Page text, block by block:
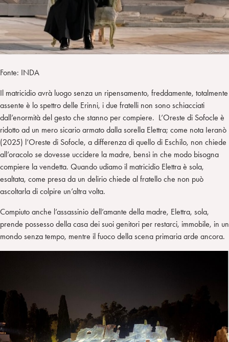
Fonte: INDA
Il matricidio avrà luogo senza un ripensamento, freddamente, totalmente
assente è lo spettro delle Erinni, i due fratelli non sono schiacciati
dall’enormità del gesto che stanno per compiere. L’Oreste di Sofocle è
ridotto ad un mero sicario armato dalla sorella Elettra; come nota Ieranò
(2025) l’Oreste di Sofocle, a differenza di quello di Eschilo, non chiede
all’oracolo se dovesse uccidere la madre, bensì in che modo bisogna
compiere la vendetta. Quando udiamo il matricidio Elettra è sola,
esaltata, come presa da un delirio chiede al fratello che non può
ascoltarla di colpire un’altra volta.
Compiuto anche l’assassinio dell’amante della madre, Elettra, sola,
prende possesso della casa dei suoi genitori per restarci, immobile, in un
mondo senza tempo, mentre il fuoco della scena primaria arde ancora.